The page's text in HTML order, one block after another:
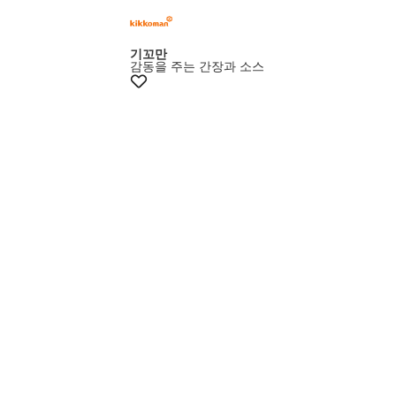
기꼬만
감동을 주는 간장과 소스